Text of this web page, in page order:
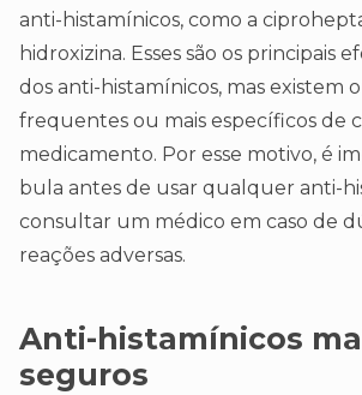
anti-histamínicos, como a
hidroxizina. Esses são os principais
dos anti-histamínicos, mas existem
frequentes ou mais específicos de
medicamento. Por esse motivo, é
bula antes de usar qualquer anti-
consultar um médico em caso de
reações adversas.
Anti-histamínicos
seguros